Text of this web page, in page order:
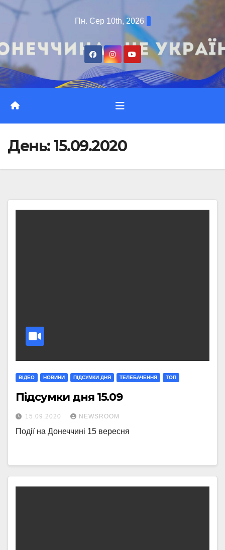
Перейти
Пн. Сер 10th, 2026
День:15.09.2020
ВІДЕО НОВИНИ ПІДСУМКИ ДНЯ ТЕЛЕБАЧЕННЯ ТОП
Підсумки дня 15.09
15.09.2020 NEWSROOM
Події на Донеччині 15 вересня